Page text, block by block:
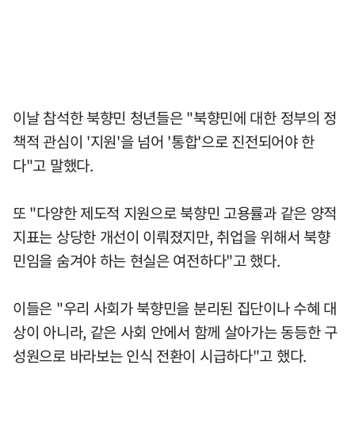
이날 참석한 북향민 청년들은 "북향민에 대한 정부의 정
책적 관심이 '지원'을 넘어 '통합'으로 진전되어야 한
다"고 말했다.
또 "다양한 제도적 지원으로 북향민 고용률과 같은 양적
지표는 상당한 개선이 이뤄졌지만, 취업을 위해서 북향
민임을 숨겨야 하는 현실은 여전하다"고 했다.
이들은 "우리 사회가 북향민을 분리된 집단이나 수혜 대
상이 아니라, 같은 사회 안에서 함께 살아가는 동등한 구
성원으로 바라보는 인식 전환이 시급하다"고 했다.